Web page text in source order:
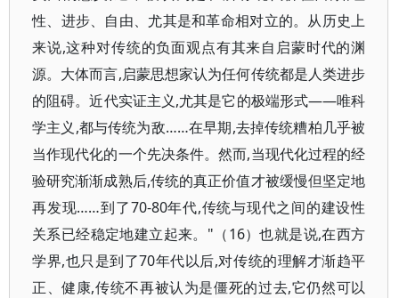
性、进步、自由、尤其是和革命相对立的。从历史上
来说,这种对传统的负面观点有其来自启蒙时代的渊
源。大体而言,启蒙思想家认为任何传统都是人类进步
的阻碍。近代实证主义,尤其是它的极端形式——唯科
学主义,都与传统为敌……在早期,去掉传统糟柏几乎被
当作现代化的一个先决条件。然而,当现代化过程的经
验研究渐渐成熟后,传统的真正价值才被缓慢但坚定地
再发现……到了70-80年代,传统与现代之间的建设性
关系已经稳定地建立起来。"（16）也就是说,在西方
学界,也只是到了70年代以后,对传统的理解才渐趋平
正、健康,传统不再被认为是僵死的过去,它仍然可以